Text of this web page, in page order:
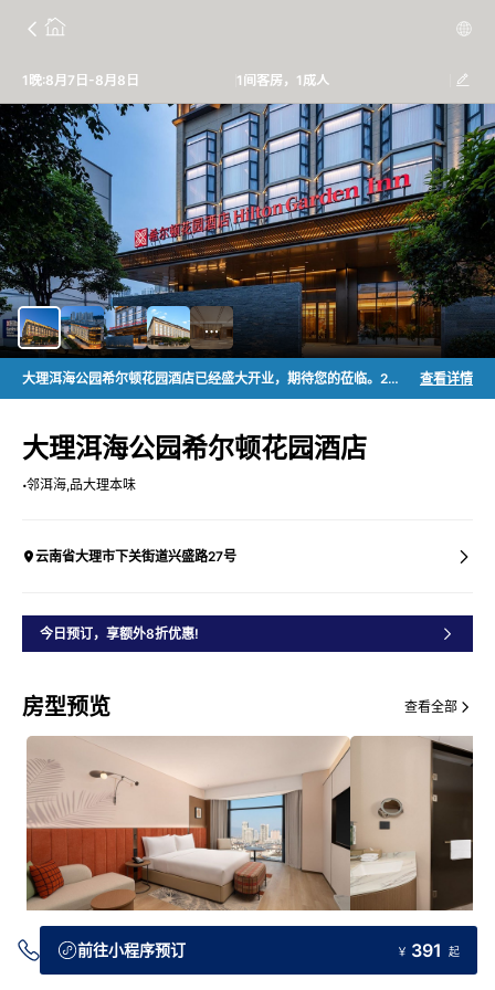
1晚:8月7日-8月8日 1间客房，1成人
大理洱海公园希尔顿花园酒店已经盛大开业，期待您的莅临。2026年4月30日至7月30日入住酒店可享希尔顿荣誉客会额外1,000积分每晚，至高5,000积分。 查看详情
大理洱海公园希尔顿花园酒店
邻洱海,品大理本味
云南省大理市下关街道兴盛路27号
今日预订，享额外8折优惠!
房型预览 查看全部
前往小程序预订 ￥ 391 起